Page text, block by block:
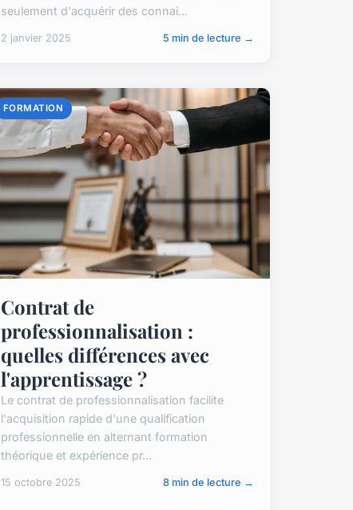
seulement d'acquérir des connai...
2 janvier 2025 5 min de lecture →
FORMATION
Contrat de
professionnalisation :
quelles différences avec
l'apprentissage ?
Le contrat de professionnalisation facilite
l'acquisition rapide d'une qualification
professionnelle en alternant formation
théorique et expérience pr...
15 octobre 2025 8 min de lecture →